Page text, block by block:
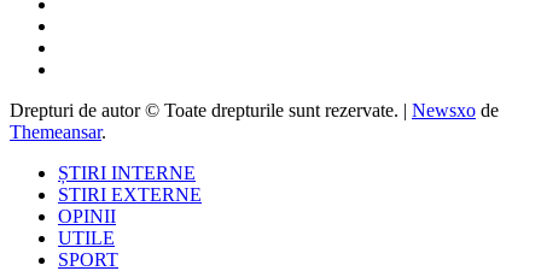
Drepturi de autor © Toate drepturile sunt rezervate. | Newsxo de
Themeansar.
ȘTIRI INTERNE
STIRI EXTERNE
OPINII
UTILE
SPORT